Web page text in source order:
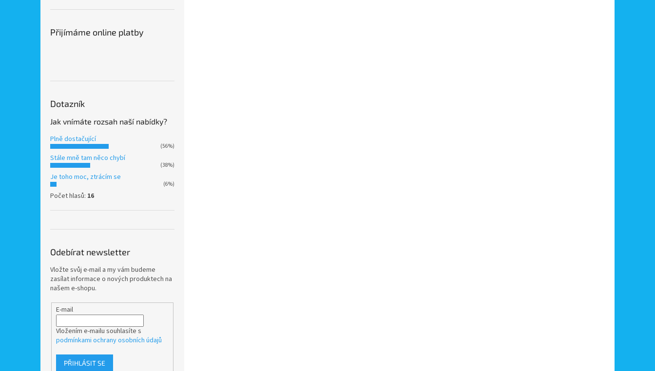
Přijímáme online platby
Dotazník
Jak vnímáte rozsah naší nabídky?
Plně dostačující
(56%)
Stále mně tam něco chybí
(38%)
Je toho moc, ztrácím se
(6%)
Počet hlasů: 16
Odebírat newsletter
Vložte svůj e-mail a my vám budeme
zasílat informace o nových produktech na
našem e-shopu.
E-mail
Vložením e-mailu souhlasíte s
podmínkami ochrany osobních údajů
PŘIHLÁSIT SE